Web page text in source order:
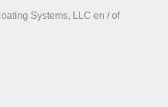
Systems, LLC en / of